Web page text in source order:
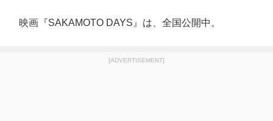
映画『SAKAMOTO DAYS』は、全国公開中。
[ADVERTISEMENT]